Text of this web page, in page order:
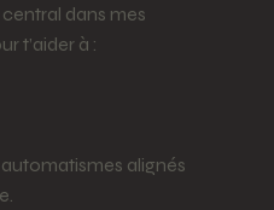
dans mes
t’aider à :
alignés